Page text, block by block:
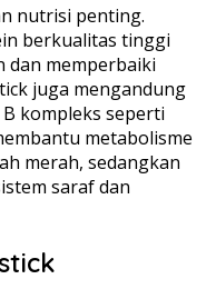
nutrisi penting.
berkualitas tinggi
dan memperbaiki
juga mengandung
kompleks seperti
metabolisme
merah, sedangkan
saraf dan